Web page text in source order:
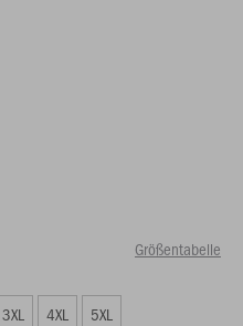
Größentabelle
3XL 4XL 5XL